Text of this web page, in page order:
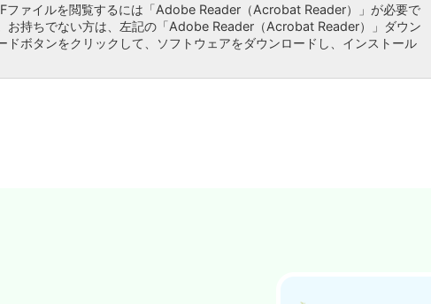
ファイルを閲覧するには「Adobe Reader（Acrobat Reader）」が必要で
お持ちでない方は、左記の「Adobe Reader（Acrobat Reader）」ダウン
ドボタンをクリックして、ソフトウェアをダウンロードし、インストール